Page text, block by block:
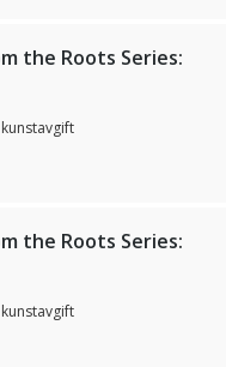
the Roots Series:
the Roots Series: